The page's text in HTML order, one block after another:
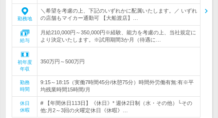
勤務地
＼希望を考慮の上、下記のいずれかに配属いたします。／ いずれ
の店舗もマイカー通勤可 【大船渡店】…
給与
月給210,000円～350,000円※経験、能力を考慮の上、当社規定に
より決定いたします。※試用期間3か月（待遇に…
初年度
年収
350万円～500万円
勤務
時間
9:15～18:15（実働7時間45分/休憩75分）時間外労働有無:有※平
均残業時間15時間/月
休日
休暇
# 【年間休日113日】《休日》* 週休2日制（水・その他）└その
他:月2～3回の火曜定休日《休暇》…